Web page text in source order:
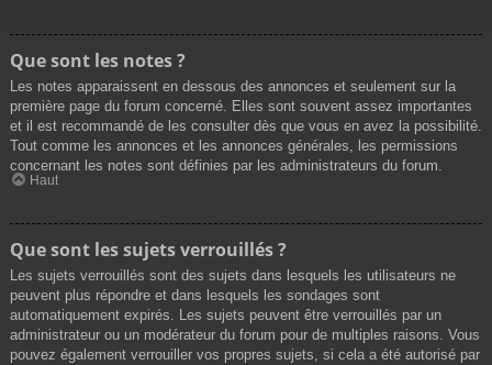
Que sont les notes ?
Les notes apparaissent en dessous des annonces et seulement sur la
première page du forum concerné. Elles sont souvent assez importantes
et il est recommandé de les consulter dès que vous en avez la possibilité.
Tout comme les annonces et les annonces générales, les permissions
concernant les notes sont définies par les administrateurs du forum.
Haut
Que sont les sujets verrouillés ?
Les sujets verrouillés sont des sujets dans lesquels les utilisateurs ne
peuvent plus répondre et dans lesquels les sondages sont
automatiquement expirés. Les sujets peuvent être verrouillés par un
administrateur ou un modérateur du forum pour de multiples raisons. Vous
pouvez également verrouiller vos propres sujets, si cela a été autorisé par